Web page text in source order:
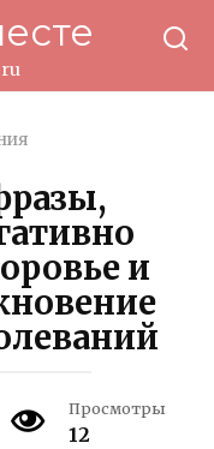
и
Просмотры
12